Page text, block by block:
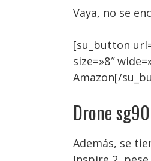
Vaya, no se
[su_button
size=»8″
Amazon[/
Drone
Además, se